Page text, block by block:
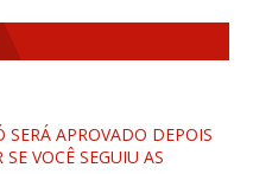
APROVADO DEPOIS
VOCÊ SEGUIU AS